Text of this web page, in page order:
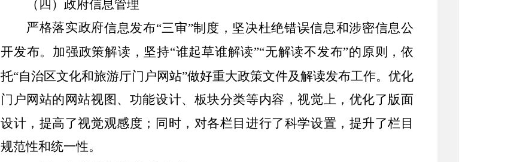
（ 四 ）政府信息管理
严格落实政府信息发布“三审”制度，坚决杜绝错误信息和涉密信息公
开发布。 加强政策解读，坚持“谁起草谁解读”“无解读不发布”的原则，依
托“自治区文化和旅游厅门户网站”做好重大政策文件及解读发布工作。优化
门户网站的网站视图、功能设计、板块分类等内容 ，视觉上，优化了版面
设计，提高了视觉观感度 ；同时， 对各栏目进行了科学设置，提升了栏目
规范性和统一性。